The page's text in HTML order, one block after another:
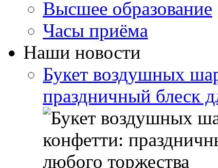
Высшее образование
Часы приёма
Наши новости
Букет воздушных
праздничный блеск